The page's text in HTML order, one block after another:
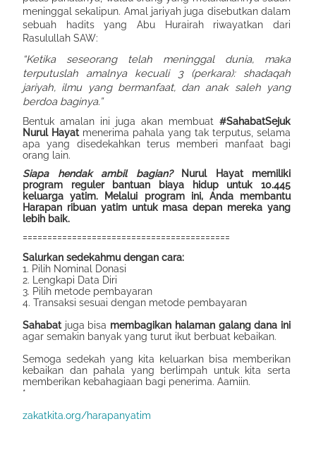
meninggal sekalipun. Amal jariyah juga disebutkan dalam
sebuah hadits yang Abu Hurairah riwayatkan dari
Rasulullah SAW:
“Ketika seseorang telah meninggal dunia, maka
terputuslah amalnya kecuali 3 (perkara): shadaqah
jariyah, ilmu yang bermanfaat, dan anak saleh yang
berdoa baginya.”
Bentuk amalan ini juga akan membuat #SahabatSejuk
Nurul Hayatmenerima pahala yang tak terputus, selama
apa yang disedekahkan terus memberi manfaat bagi
orang lain.
Siapa hendak ambil bagian?Nurul Hayat memiliki
program reguler bantuan biaya hidup untuk 10.445
keluarga yatim. Melalui program ini, Anda membantu
Harapan ribuan yatim untuk masa depan mereka yang
lebih baik.
Salurkan sedekahmu dengan cara:
1. Pilih Nominal Donasi
2. Lengkapi Data Diri
3. Pilih metode pembayaran
4. Transaksi sesuai dengan metode pembayaran
Sahabatjuga bisa membagikan halaman galang dana ini
agar semakin banyak yang turut ikut berbuat kebaikan.
Semoga sedekah yang kita keluarkan bisa memberikan
kebaikan dan pahala yang berlimpah untuk kita serta
memberikan kebahagiaan bagi penerima. Aamiin.
*
zakatkita.org/harapanyatim